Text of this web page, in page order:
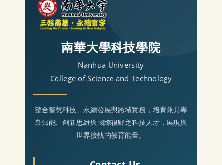
南華大學科技學院
Nanhua University
College of Science and Technology
整合智慧科技、永續發展與跨域實務，培育兼具專
業知能、創新思維與國際視野之科技人才，展現與
世界接軌的教育能量。